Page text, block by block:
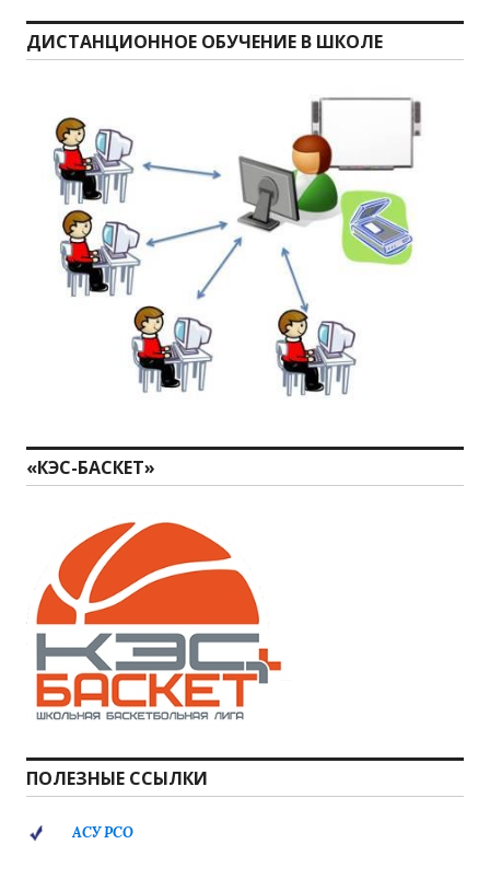
ДИСТАНЦИОННОЕ ОБУЧЕНИЕ В ШКОЛЕ
«КЭС-БАСКЕТ»
ПОЛЕЗНЫЕ ССЫЛКИ
АСУ РСО